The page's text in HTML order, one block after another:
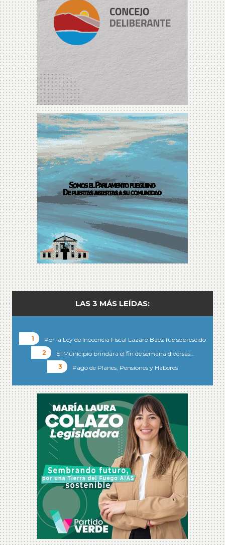
LAS 3 MÁS LEÍDAS:
Por la Ley de Inocencia Fiscal Lázaro Báez fue sobreseído
El Municipio brindará el fin de semana diversas…
Pago de Planes, Pensiones y Haberes